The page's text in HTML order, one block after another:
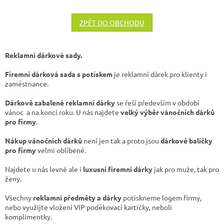
ZPĚT DO OBCHODU
Reklamní dárkové sady.
Firemni dárková sada s potiskem je reklamní dárek pro klienty i
zaměstnance.
Dárkově zabalené reklamní dárkyse řeší především v období
vánoc a na konci roku. U nás najdete velký výběr vánočních dárků
pro firmy.
Nákup vánočních dárků není jen tak a proto jsou dárkové balíčky
pro firmyvelmi oblíbené.
Najdete u nás levné ale i luxusní firemní dárky jak pro muže, tak pro
ženy.
Všechny reklamní předměty a dárky potiskneme logem firmy,
nebo využijte vložení VIP poděkovací kartičky, neboli
komplimentky.